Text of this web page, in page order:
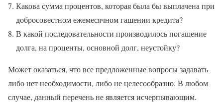
Какова сумма процентов, которая была бы выплачена при
добросовестном ежемесячном гашении кредита?
В какой последовательности производилось погашение
долга, на проценты, основной долг, неустойку?
Может оказаться, что все предложенные вопросы задавать
либо нет необходимости, либо не целесообразно. В любом
случае, данный перечень не является исчерпывающим.